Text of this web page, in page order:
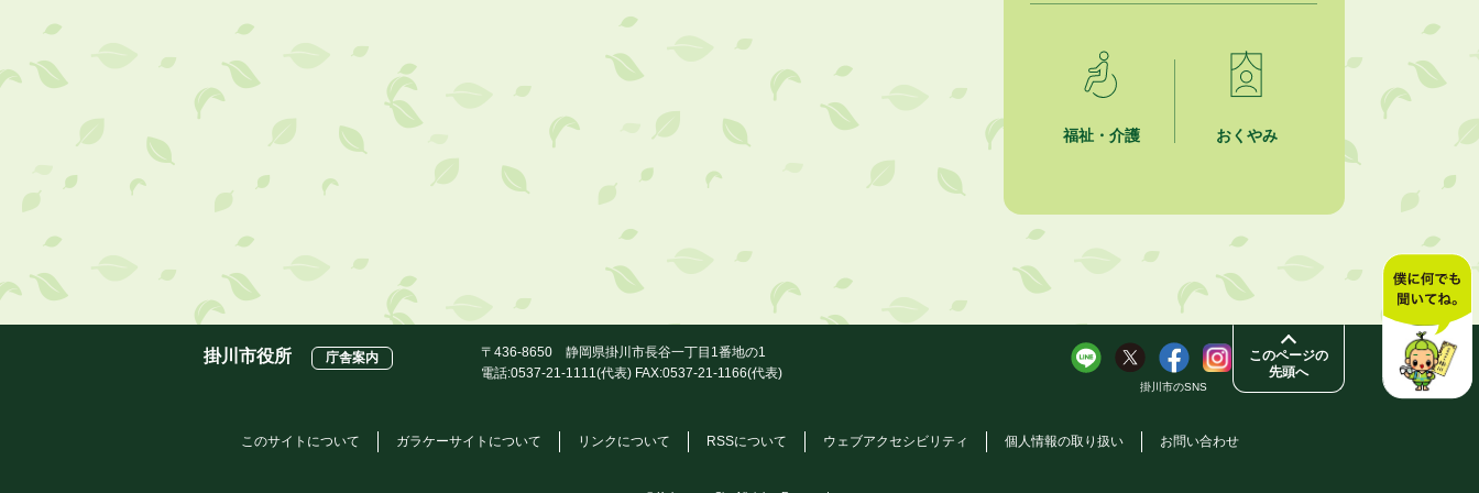
2026年8月4日
市民の勇気ある応急手当に感謝状を
贈呈しました
2026年8月4日
2026年8月3日
「水道カルテ」の公表について
2026年8月3日
企業版ふるさと納税（地方創生応援
福祉・介護 おくやみ
このページの
先頭へ
掛川市役所 庁舎案内
〒436-8650 静岡県掛川市長谷一丁目1番地の1
電話:0537-21-1111(代表) FAX:0537-21-1166(代表)
掛川市のSNS
このサイトについて ガラケーサイトについて リンクについて RSSについて ウェブアクセシビリティ 個人情報の取り扱い お問い合わせ